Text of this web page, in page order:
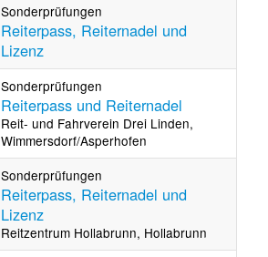
Sonderprüfungen
Reiterpass, Reiternadel und
Lizenz
Sonderprüfungen
Reiterpass und Reiternadel
Reit- und Fahrverein Drei Linden,
Wimmersdorf/Asperhofen
Sonderprüfungen
Reiterpass, Reiternadel und
Lizenz
Reitzentrum Hollabrunn, Hollabrunn